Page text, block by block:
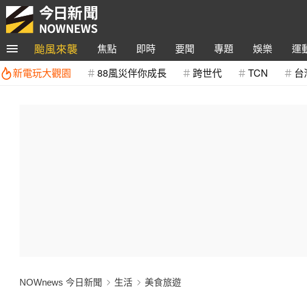
颱風來襲 焦點 即時 要聞 專題 娛樂 運
新電玩大觀園
88風災伴你成長 跨世代 TCN 台
NOWnews 今日新聞 生活 美食旅遊